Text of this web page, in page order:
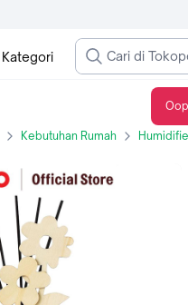
Kategori
Kebutuhan Rumah